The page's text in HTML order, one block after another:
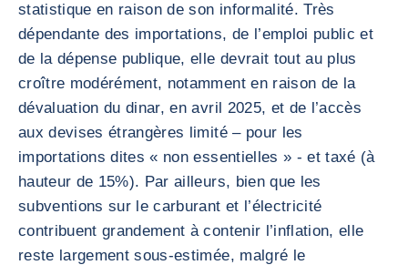
statistique en raison de son informalité. Très
dépendante des importations, de l’emploi public et
de la dépense publique, elle devrait tout au plus
croître modérément, notamment en raison de la
dévaluation du dinar, en avril 2025, et de l’accès
aux devises étrangères limité – pour les
importations dites « non essentielles » - et taxé (à
hauteur de 15%). Par ailleurs, bien que les
subventions sur le carburant et l’électricité
contribuent grandement à contenir l’inflation, elle
reste largement sous-estimée, malgré le